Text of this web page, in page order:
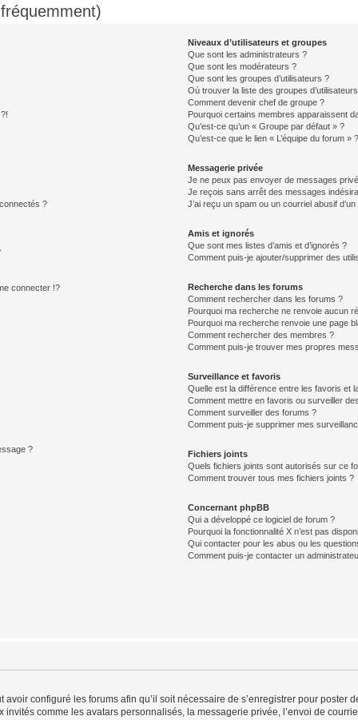
?
connecter !?
?
Niveaux d’utilisateurs et groupes
Que sont les administrateurs ?
Que sont les modérateurs ?
Que sont les groupes d’utilisateurs ?
Où trouver la liste des groupes
Comment devenir chef de groupe ?
Pourquoi certains membres apparaissent
Qu’est-ce qu’un « Groupe par défaut » ?
Qu’est-ce que le lien « L’équipe du forum »
Messagerie privée
Je ne peux pas envoyer de messages
Je reçois sans arrêt des messages
J’ai reçu un spam ou un courriel abusif
Amis et ignorés
Que sont mes listes d’amis et d’ignorés ?
Comment puis-je ajouter/supprimer des
Recherche dans les forums
Comment rechercher dans les forums ?
Pourquoi ma recherche ne renvoie aucun
Pourquoi ma recherche renvoie une page
Comment rechercher des membres ?
Comment puis-je trouver mes propres
Surveillance et favoris
Quelle est la différence entre les favoris et
Comment mettre en favoris ou surveiller
Comment surveiller des forums ?
Comment puis-je supprimer mes
Fichiers joints
Quels fichiers joints sont autorisés sur ce
Comment trouver tous mes fichiers joints ?
Concernant phpBB
Qui a développé ce logiciel de forum ?
Pourquoi la fonctionnalité X n’est pas
Qui contacter pour les abus ou les
Comment puis-je contacter un
configuré les forums afin qu’il soit nécessaire de s’enregistrer pour poster
comme les avatars personnalisés, la messagerie privée, l’envoi de